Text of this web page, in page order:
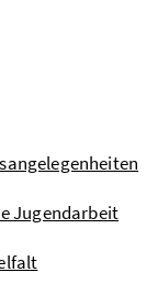
Jugendarbeit